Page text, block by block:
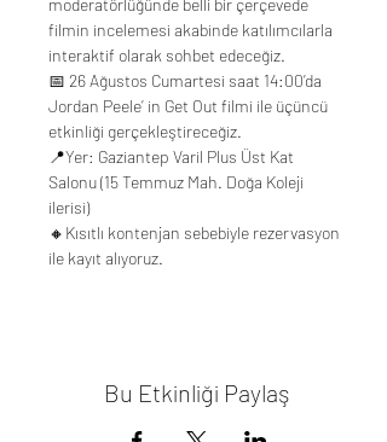
moderatörlüğünde belli bir çerçevede
filmin incelemesi akabinde katılımcılarla
interaktif olarak sohbet edeceğiz.
📅 26 Ağustos Cumartesi saat 14:00’da
Jordan Peele’ in Get Out filmi ile üçüncü
etkinliği gerçekleştireceğiz.
📍Yer: Gaziantep Varil Plus Üst Kat
Salonu (15 Temmuz Mah. Doğa Koleji
ilerisi)
🔸Kısıtlı kontenjan sebebiyle rezervasyon
ile kayıt alıyoruz.
Bu Etkinliği Paylaş